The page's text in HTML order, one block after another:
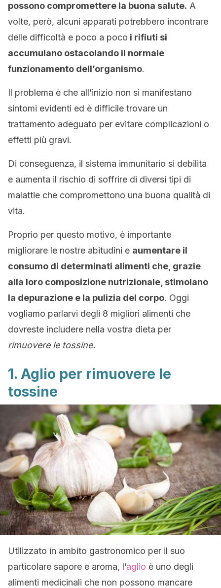
possono compromettere la buona salute. A
volte, però, alcuni apparati potrebbero incontrare
delle difficoltà e poco a poco i rifiuti si
accumulano ostacolando il normale
funzionamento dell’organismo.
Il problema è che all’inizio non si manifestano
sintomi evidenti ed è difficile trovare un
trattamento adeguato per evitare complicazioni o
effetti più gravi.
Di conseguenza, il sistema immunitario si debilita
e aumenta il rischio di soffrire di diversi tipi di
malattie che compromettono una buona qualità di
vita.
Proprio per questo motivo, è importante
migliorare le nostre abitudini e aumentare il
consumo di determinati alimenti che, grazie
alla loro composizione nutrizionale, stimolano
la depurazione e la pulizia del corpo. Oggi
vogliamo parlarvi degli 8 migliori alimenti che
dovreste includere nella vostra dieta per
rimuovere le tossine.
1. Aglio per rimuovere le
tossine
Utilizzato in ambito gastronomico per il suo
particolare sapore e aroma, l’aglio è uno degli
alimenti medicinali che non possono mancare